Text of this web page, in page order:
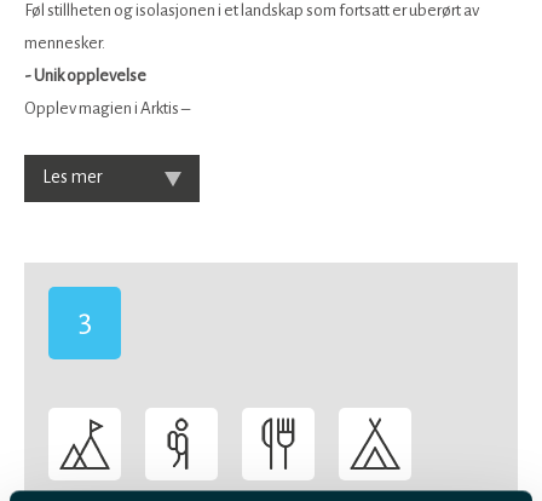
Føl stillheten og isolasjonen i et landskap som fortsatt er uberørt av
mennesker.
- Unik opplevelse
Opplev magien i Arktis –
Les mer
3